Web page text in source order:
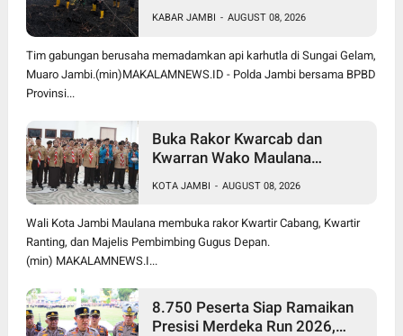
KABAR JAMBI - AUGUST 08, 2026
Tim gabungan berusaha memadamkan api karhutla di Sungai Gelam,
Muaro Jambi.(min)MAKALAMNEWS.ID - Polda Jambi bersama BPBD
Provinsi...
Buka Rakor Kwarcab dan
Kwarran Wako Maulana
Kemas Faried Targetkan 1.000
Pramuka Garuda
KOTA JAMBI - AUGUST 08, 2026
Wali Kota Jambi Maulana membuka rakor Kwartir Cabang, Kwartir
Ranting, dan Majelis Pembimbing Gugus Depan.
(min) MAKALAMNEWS.I...
8.750 Peserta Siap Ramaikan
Presisi Merdeka Run 2026,